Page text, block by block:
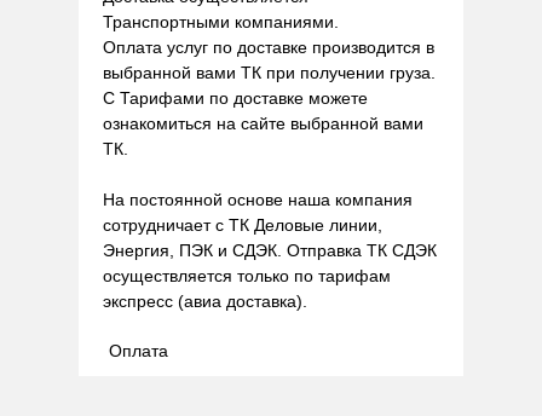
Транспортными компаниями.
Оплата услуг по доставке производится в
выбранной вами ТК при получении груза.
С Тарифами по доставке можете
ознакомиться на сайте выбранной вами
ТК.
На постоянной основе наша компания
сотрудничает с ТК Деловые линии,
Энергия, ПЭК и СДЭК. Отправка ТК СДЭК
осуществляется только по тарифам
экспресс (авиа доставка).
Оплата